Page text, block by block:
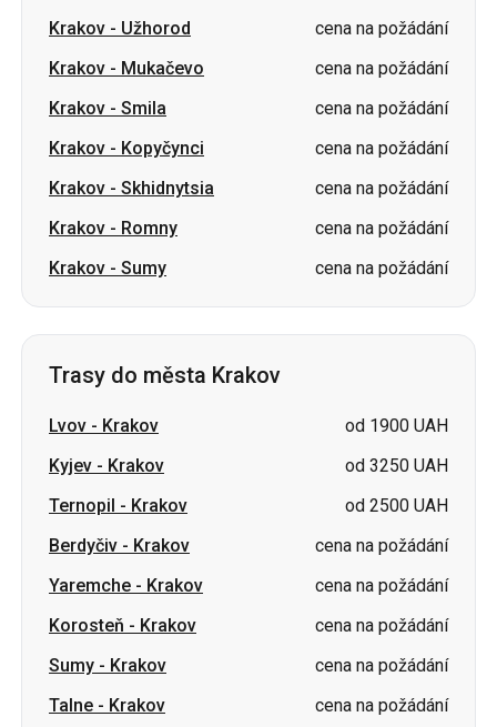
Krakov - Užhorod
cena na požádání
Krakov - Mukačevo
cena na požádání
Krakov - Smila
cena na požádání
Krakov - Kopyčynci
cena na požádání
Krakov - Skhidnytsia
cena na požádání
Krakov - Romny
cena na požádání
Krakov - Sumy cena na požádání
Trasy do města Krakov
Lvov - Krakov
od 1900 UAH
Kyjev - Krakov
od 3250 UAH
Ternopil - Krakov
od 2500 UAH
Berdyčiv - Krakov
cena na požádání
Yaremche - Krakov
cena na požádání
Korosteň - Krakov
cena na požádání
Sumy - Krakov
cena na požádání
Talne - Krakov
cena na požádání